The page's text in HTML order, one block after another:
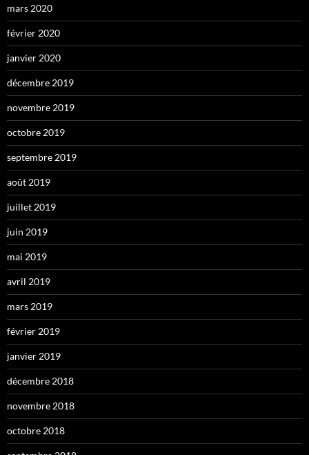
mars 2020
février 2020
janvier 2020
décembre 2019
novembre 2019
octobre 2019
septembre 2019
août 2019
juillet 2019
juin 2019
mai 2019
avril 2019
mars 2019
février 2019
janvier 2019
décembre 2018
novembre 2018
octobre 2018